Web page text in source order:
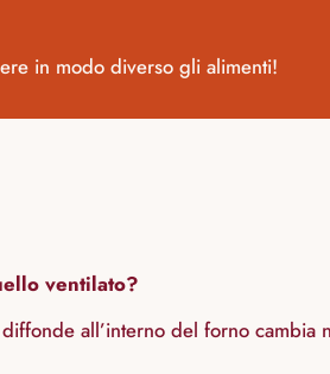
in modo diverso gli alimenti!
ventilato?
all’interno del forno cambia